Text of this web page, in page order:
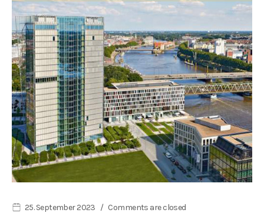
25. September 2023 Comments are closed